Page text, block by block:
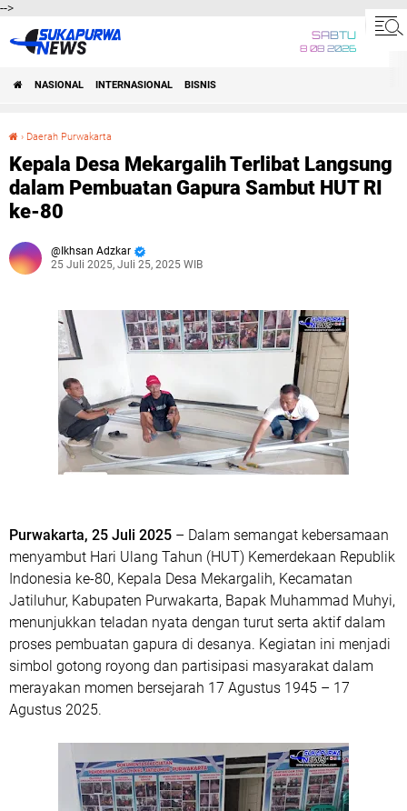
-->
SABTU
8 08 2026
NASIONAL INTERNASIONAL BISNIS
› Daerah Purwakarta
Kepala Desa Mekargalih Terlibat Langsung
dalam Pembuatan Gapura Sambut HUT RI
ke-80
Ikhsan Adzkar
25 Juli 2025, Juli 25, 2025 WIB
Purwakarta, 25 Juli 2025 – Dalam semangat kebersamaan
menyambut Hari Ulang Tahun (HUT) Kemerdekaan Republik
Indonesia ke-80, Kepala Desa Mekargalih, Kecamatan
Jatiluhur, Kabupaten Purwakarta, Bapak Muhammad Muhyi,
menunjukkan teladan nyata dengan turut serta aktif dalam
proses pembuatan gapura di desanya. Kegiatan ini menjadi
simbol gotong royong dan partisipasi masyarakat dalam
merayakan momen bersejarah 17 Agustus 1945 – 17
Agustus 2025.